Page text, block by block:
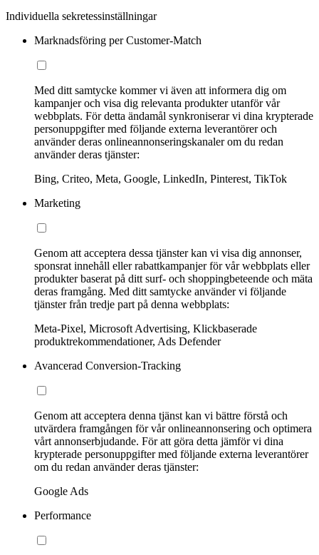
Individuella sekretessinställningar
Marknadsföring per Customer-Match
Med ditt samtycke kommer vi även att informera dig om
kampanjer och visa dig relevanta produkter utanför vår
webbplats. För detta ändamål synkroniserar vi dina krypterade
personuppgifter med följande externa leverantörer och
använder deras onlineannonseringskanaler om du redan
använder deras tjänster:
Bing, Criteo, Meta, Google, LinkedIn, Pinterest, TikTok
Marketing
Genom att acceptera dessa tjänster kan vi visa dig annonser,
sponsrat innehåll eller rabattkampanjer för vår webbplats eller
produkter baserat på ditt surf- och shoppingbeteende och mäta
deras framgång. Med ditt samtycke använder vi följande
tjänster från tredje part på denna webbplats:
Meta-Pixel, Microsoft Advertising, Klickbaserade
produktrekommendationer, Ads Defender
Avancerad Conversion-Tracking
Genom att acceptera denna tjänst kan vi bättre förstå och
utvärdera framgången för vår onlineannonsering och optimera
vårt annonserbjudande. För att göra detta jämför vi dina
krypterade personuppgifter med följande externa leverantörer
om du redan använder deras tjänster:
Google Ads
Performance